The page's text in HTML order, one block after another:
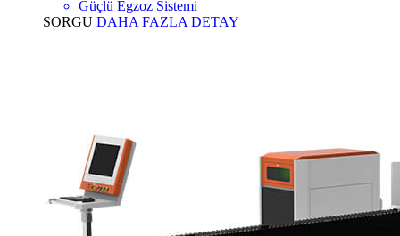
Güçlü Egzoz Sistemi
SORGU DAHA FAZLA DETAY